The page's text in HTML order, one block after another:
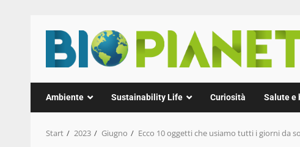
Inhalt
springen
Ambiente Sustainability Life Curiosità Salute e
Start 2023 Giugno Ecco 10 oggetti che usiamo tutti i giorni da